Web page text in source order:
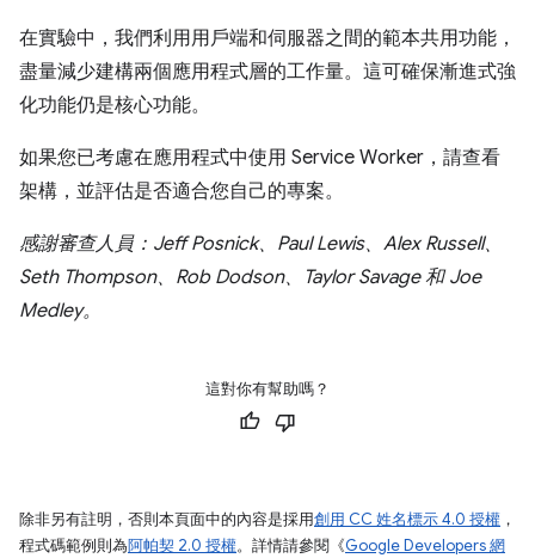
在實驗中，我們利用用戶端和伺服器之間的範本共用功能，
盡量減少建構兩個應用程式層的工作量。這可確保漸進式強
化功能仍是核心功能。
如果您已考慮在應用程式中使用 Service Worker，請查看
架構，並評估是否適合您自己的專案。
感謝審查人員：Jeff Posnick、Paul Lewis、Alex Russell、
Seth Thompson、Rob Dodson、Taylor Savage 和 Joe
Medley。
這對你有幫助嗎？
除非另有註明，否則本頁面中的內容是採用創用 CC 姓名標示 4.0 授權 ，
程式碼範例則為阿帕契 2.0 授權。詳情請參閱《Google Developers 網